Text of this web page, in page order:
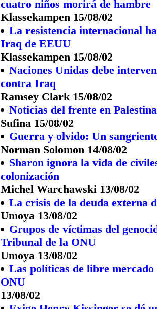
cuatro niños morirá de hambre
Klassekampen 15/08/02
La resistencia internacional
Iraq de EEUU
Klassekampen 15/08/02
Naciones Unidas debe
contra Iraq
Ramsey Clark 15/08/02
Noticias del frente en
Sufina 15/08/02
Guerra y olvido: Un
Norman Solomon 14/08/02
Sharon ignora la vida de
colonización
Michel Warchawski 13/08/02
La crisis de la deuda externa
Umoya 13/08/02
Grupos de víctimas del
Tribunal de la ONU
Umoya 13/08/02
Las políticas de libre
ONU
13/08/02